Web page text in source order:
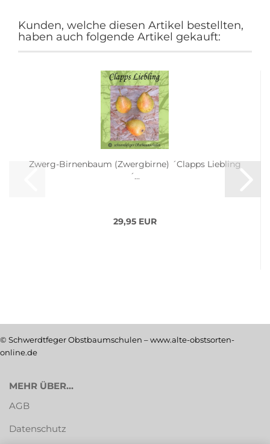
Kunden, welche diesen Artikel bestellten,
haben auch folgende Artikel gekauft:
Zwerg-Birnenbaum (Zwergbirne) ´Clapps Liebling
´...
29,95 EUR
© Schwerdtfeger Obstbaumschulen – www.alte-obstsorten-
online.de
MEHR ÜBER...
AGB
Datenschutz